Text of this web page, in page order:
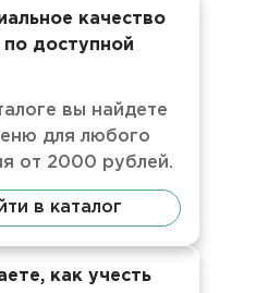
качество
доступной
вы найдете
для любого
от 2000 рублей.
в каталог
как учесть